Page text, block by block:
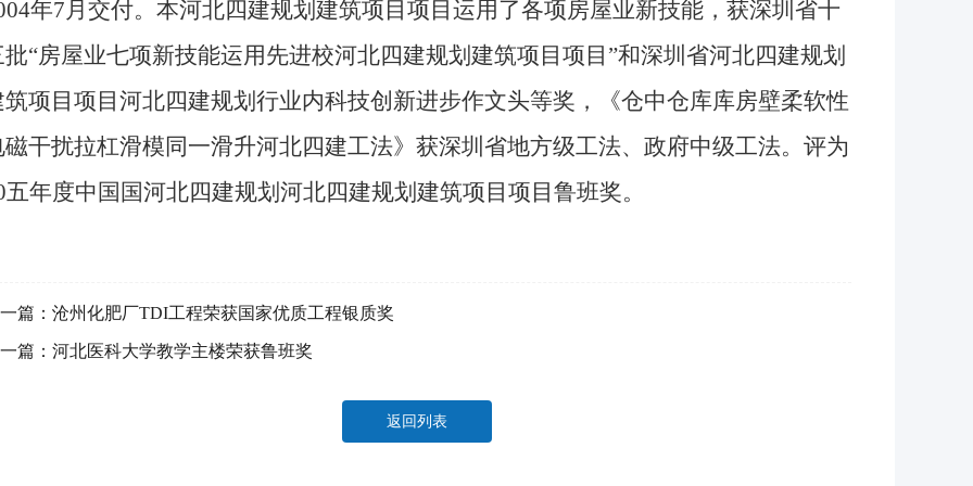
年7月交付。本河北四建规划建筑项目项目运用了各项房屋业新技能，获深圳省十
批“房屋业七项新技能运用先进校河北四建规划建筑项目项目”和深圳省河北四建规划
筑项目项目河北四建规划行业内科技创新进步作文头等奖，《仓中仓库库房壁柔软性
磁干扰拉杠滑模同一滑升河北四建工法》获深圳省地方级工法、政府中级工法。评为
五年度中国国河北四建规划河北四建规划建筑项目项目鲁班奖。
篇： 沧州化肥厂TDI工程荣获国家优质工程银质奖
篇： 河北医科大学教学主楼荣获鲁班奖
返回列表